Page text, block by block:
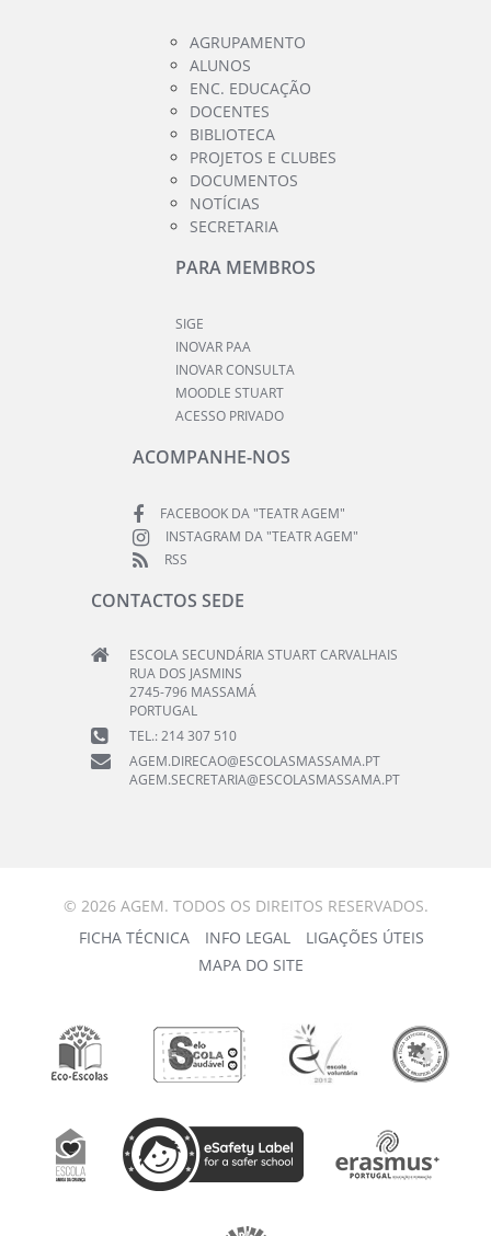
AGRUPAMENTO
ALUNOS
ENC. EDUCAÇÃO
DOCENTES
BIBLIOTECA
PROJETOS E CLUBES
DOCUMENTOS
NOTÍCIAS
SECRETARIA
PARA MEMBROS
SIGE
INOVAR PAA
INOVAR CONSULTA
MOODLE STUART
ACESSO PRIVADO
ACOMPANHE-NOS
FACEBOOK DA "TEATR AGEM"
INSTAGRAM DA "TEATR AGEM"
RSS
CONTACTOS SEDE
ESCOLA SECUNDÁRIA STUART CARVALHAIS
RUA DOS JASMINS
2745-796 MASSAMÁ
PORTUGAL
TEL.: 214 307 510
AGEM.DIRECAO@ESCOLASMASSAMA.PT
AGEM.SECRETARIA@ESCOLASMASSAMA.PT
© 2026 AGEM. TODOS OS DIREITOS RESERVADOS.
FICHA TÉCNICA
INFO LEGAL
LIGAÇÕES ÚTEIS
MAPA DO SITE